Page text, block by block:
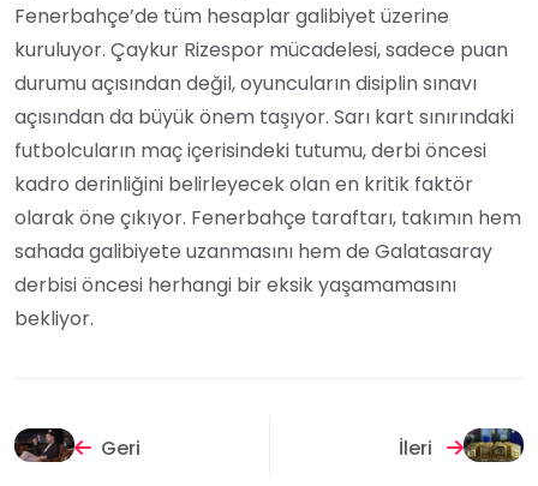
Fenerbahçe’de tüm hesaplar galibiyet üzerine
kuruluyor. Çaykur Rizespor mücadelesi, sadece puan
durumu açısından değil, oyuncuların disiplin sınavı
açısından da büyük önem taşıyor. Sarı kart sınırındaki
futbolcuların maç içerisindeki tutumu, derbi öncesi
kadro derinliğini belirleyecek olan en kritik faktör
olarak öne çıkıyor. Fenerbahçe taraftarı, takımın hem
sahada galibiyete uzanmasını hem de Galatasaray
derbisi öncesi herhangi bir eksik yaşamamasını
bekliyor.
Geri İleri